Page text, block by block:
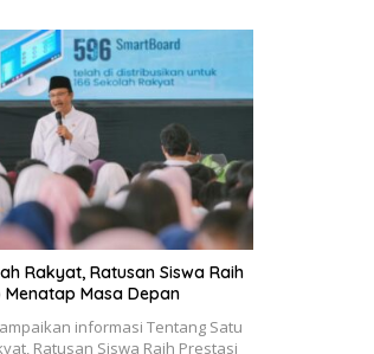
Rakyat, Ratusan Siswa Raih
Masa Depan
informasi Tentang Satu
Ratusan Siswa Raih Prestasi